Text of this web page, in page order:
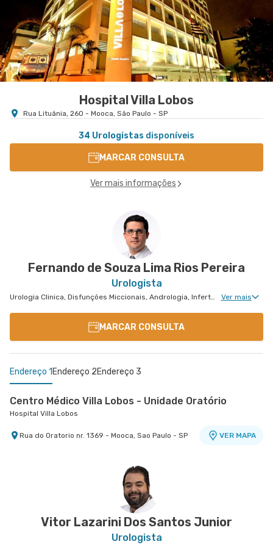
Hospital Villa Lobos
Rua Lituânia, 260 - Mooca, São Paulo - SP
34 Urologistas disponíveis
MARCAR CONSULTA
Ver mais informações
Fernando de Souza Lima Rios Pereira
Urologista
Urologia Clinica, Disfunções Miccionais, Andrologia, Infertilidade Masculina, Urologia Oncológica, Cirurgia Robótica Urológica, Urologia Pediátrica, Cirurgia Urológica Ver mais
MARCAR CONSULTA
Endereço 1 Endereço 2Endereço 3
Centro Médico Villa Lobos - Unidade Oratório
Hospital Villa Lobos
Rua do Oratorio nr. 1369 - Mooca, Sao Paulo - SP VER MAPA
Atenção Primária A Saude
Hospital Central do Tatuapé (Aviccena)
Avenida Alvaro Ramos nr. 896 6º Andar - Quarta
Rua Carlos Maria Auricchio nr. 70 - Jardim
Aquarius, Sao Jose Dos Campos - SP
Vitor Lazarini Dos Santos Junior
Urologista